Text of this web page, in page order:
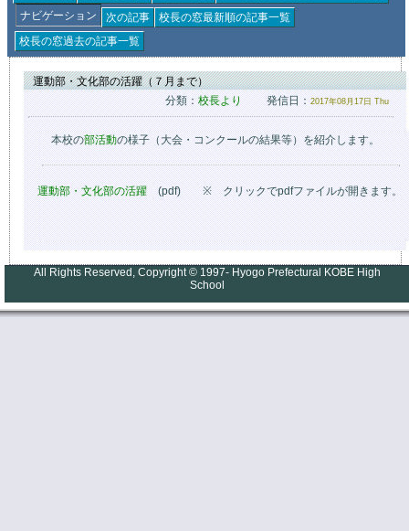
ナビゲーション 次の記事 校長の窓最新順の記事一覧
校長の窓過去の記事一覧
運動部・文化部の活躍（７月まで）
分類：校長より発信日：2017年08月17日 Thu
本校の部活動の様子（大会・コンクールの結果等）を紹介します。
運動部・文化部の活躍(pdf) ※ クリックでpdfファイルが開きます。
All Rights Reserved, Copyright © 1997- Hyogo Prefectural KOBE High
School